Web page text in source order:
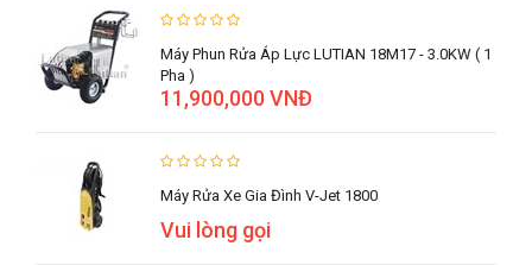
Máy Phun Rửa Áp Lực LUTIAN 18M17 - 3.0KW ( 1
Pha )
11,900,000 VNĐ
Máy Rửa Xe Gia Đình V-Jet 1800
Vui lòng gọi